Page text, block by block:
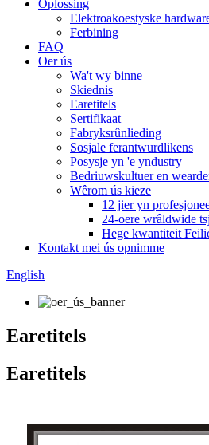
Oplossing
Elektroakoestyske
Ferbining
FAQ
Oer ús
Wa't wy binne
Skiednis
Earetitels
Sertifikaat
Fabryksrûnlieding
Sosjale ferantwurdlikens
Posysje yn 'e yndustry
Bedriuwskultuer en
Wêrom ús kieze
12 jier yn
24-oere wrâldwide
Hege kwantiteit
Kontakt mei ús opnimme
English
Earetitels
Earetitels